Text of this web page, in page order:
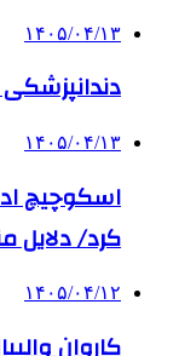
۱۴۰۵/۰۴/۱۳
۱۴۰۵/۰۴/۱۳
اسکوچیچ
کرد/
۱۴۰۵/۰۴/۱۲
کاروان